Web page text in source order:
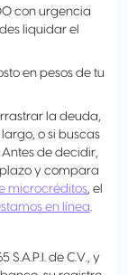
con urgencia
liquidar el
en pesos de tu
la deuda,
o si buscas
de decidir,
y compara
microcréditos, el
en línea.
S.A.P.I. de C.V., y